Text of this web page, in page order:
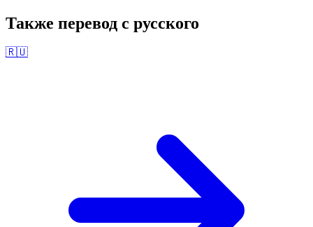
Также перевод с русского
🇷🇺